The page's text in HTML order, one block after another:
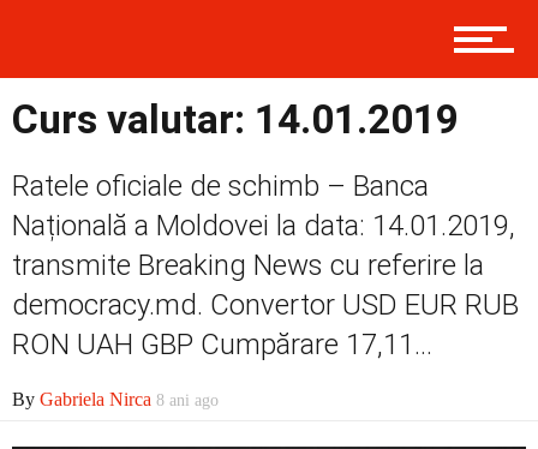
Social
Economic
Contact
Curs valutar: 14.01.2019
Ratele oficiale de schimb – Banca
Națională a Moldovei la data: 14.01.2019,
transmite Breaking News cu referire la
democracy.md. Convertor USD EUR RUB
RON UAH GBP Cumpărare 17,11...
By Gabriela Nirca 8 ani ago